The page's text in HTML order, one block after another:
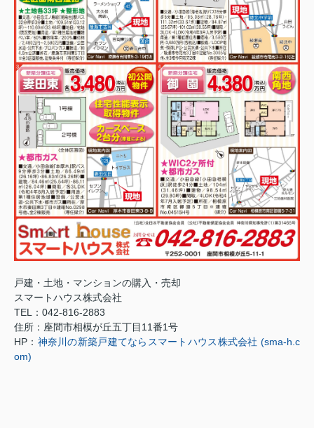
戸建・土地・マンションの購入・売却
スマートハウス株式会社
TEL ： 042-816-2883
住所：座間市相模が丘五丁目 11番1号
HP ： 神奈川の新築戸建てならスマートハウス株式会社 (sma-h.c
om)